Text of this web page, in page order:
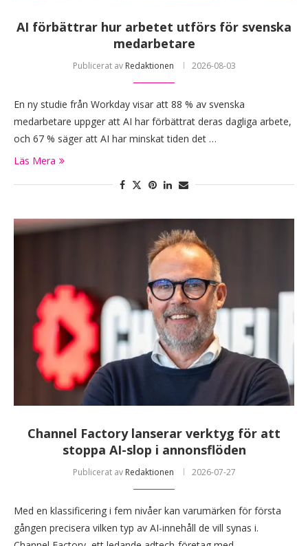
AI förbättrar hur arbetet utförs för svenska
medarbetare
Publicerat av Redaktionen 2026-08-03
En ny studie från Workday visar att 88 % av svenska
medarbetare uppger att AI har förbättrat deras dagliga arbete,
och 67 % säger att AI har minskat tiden det …
Läs Mera
Channel Factory lanserar verktyg för att
stoppa AI-slop i annonsflöden
Publicerat av Redaktionen 2026-07-27
Med en klassificering i fem nivåer kan varumärken för första
gången precisera vilken typ av AI-innehåll de vill synas i.